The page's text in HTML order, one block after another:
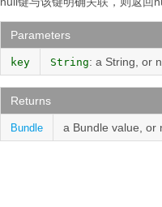
Parameters
key String: a String, or
Returns
Bundle a Bundle value, or